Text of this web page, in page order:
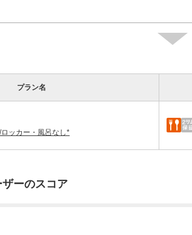
プラン名
ッカー・風呂なし*
ーのスコア